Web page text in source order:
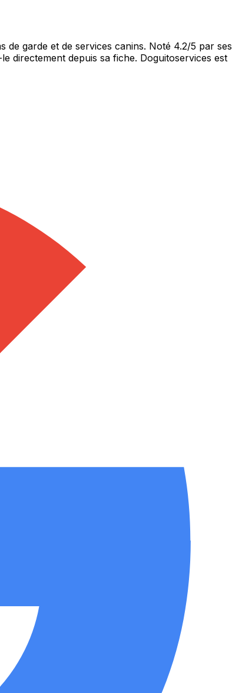
garde et de services canins. Noté 4.2/5 par ses
directement depuis sa fiche. Doguitoservices est